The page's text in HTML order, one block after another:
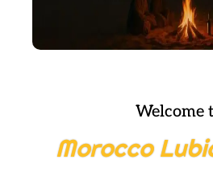
Welcome
Morocco